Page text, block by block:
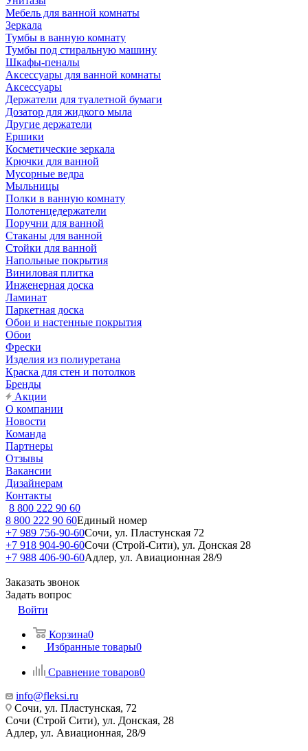
Мебель для ванной комнаты
Зеркала
Тумбы в ванную комнату
Тумбы под стиральную машину
Шкафы-пеналы
Аксессуары для ванной комнаты
Аксессуары
Держатели для туалетной бумаги
Дозатор для жидкого мыла
Другие держатели
Ершики
Косметические зеркала
Крючки для ванной
Мусорные ведра
Мыльницы
Полки в ванную комнату
Полотенцедержатели
Поручни для ванной
Стаканы для ванной
Стойки для ванной
Напольные покрытия
Виниловая плитка
Инженерная доска
Ламинат
Паркетная доска
Обои и настенные покрытия
Обои
Фрески
Изделия из полиуретана
Краска для стен и потолков
Бренды
Акции
О компании
Новости
Команда
Партнеры
Отзывы
Вакансии
Дизайнерам
Контакты
8 800 222 90 60
8 800 222 90 60Единый номер
+7 989 756-90-60Сочи, ул. Пластунская 72
+7 918 904-90-60Сочи (Строй-Сити), ул. Донская 28
+7 988 406-90-60Адлер, ул. Авиационная 28/9
Заказать звонок
Задать вопрос
Войти
Корзина0
Избранные товары0
Сравнение товаров0
info@fleksi.ru
Сочи, ул. Пластунская, 72
Сочи (Строй Сити), ул. Донская, 28
Адлер, ул. Авиационная, 28/9